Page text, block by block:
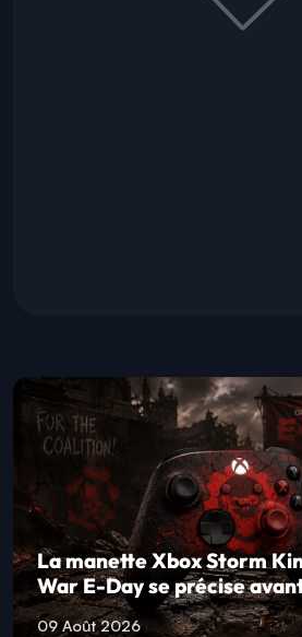
La manette Xbox Storm
War E-Day se précise
09 Août 2026